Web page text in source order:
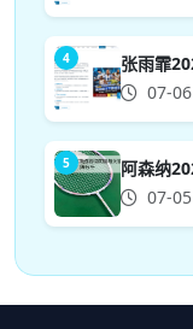
4
07-06
5
阿森纳
07-05